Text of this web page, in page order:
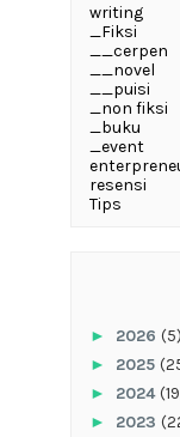
writing
_Fiksi
__cerpen
__novel
__puisi
_non fiksi
_buku
_event
resensi
Tips
► 2026 (5)
► 2025
► 2024
► 2023